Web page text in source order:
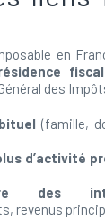
en
des
(famille,
d’activité
des
revenus